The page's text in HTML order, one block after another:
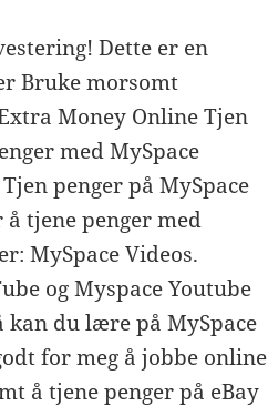
Dette er en
Bruke morsomt
Money Online Tjen
med MySpace
penger på MySpace
tjene penger med
MySpace Videos.
og Myspace Youtube
kan du lære på MySpace
for meg å jobbe online
å tjene penger på eBay